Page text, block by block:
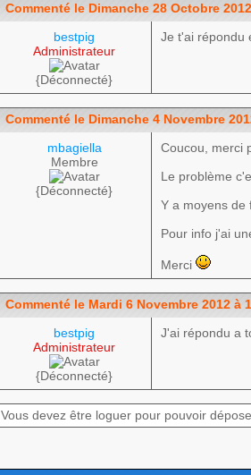
Commenté le Dimanche 28 Octobre
bestpig
Administrateur
{Déconnecté}
Je t'ai répondu
Commenté le Dimanche 4 Novembre
mbagiella
Membre
{Déconnecté}
Coucou, merci
Le problème
Y a moyens de
Pour info j'ai
Merci
Commenté le Mardi 6 Novembre 2012 à
bestpig
Administrateur
{Déconnecté}
J'ai répondu a
Vous devez être loguer pour pouvoir